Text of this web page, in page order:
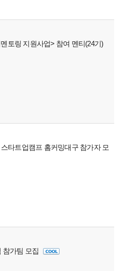
토링 지원사업> 참여 멘티(24기)
타트업캠프 홈커밍대구 참가자 모
참가팀 모집